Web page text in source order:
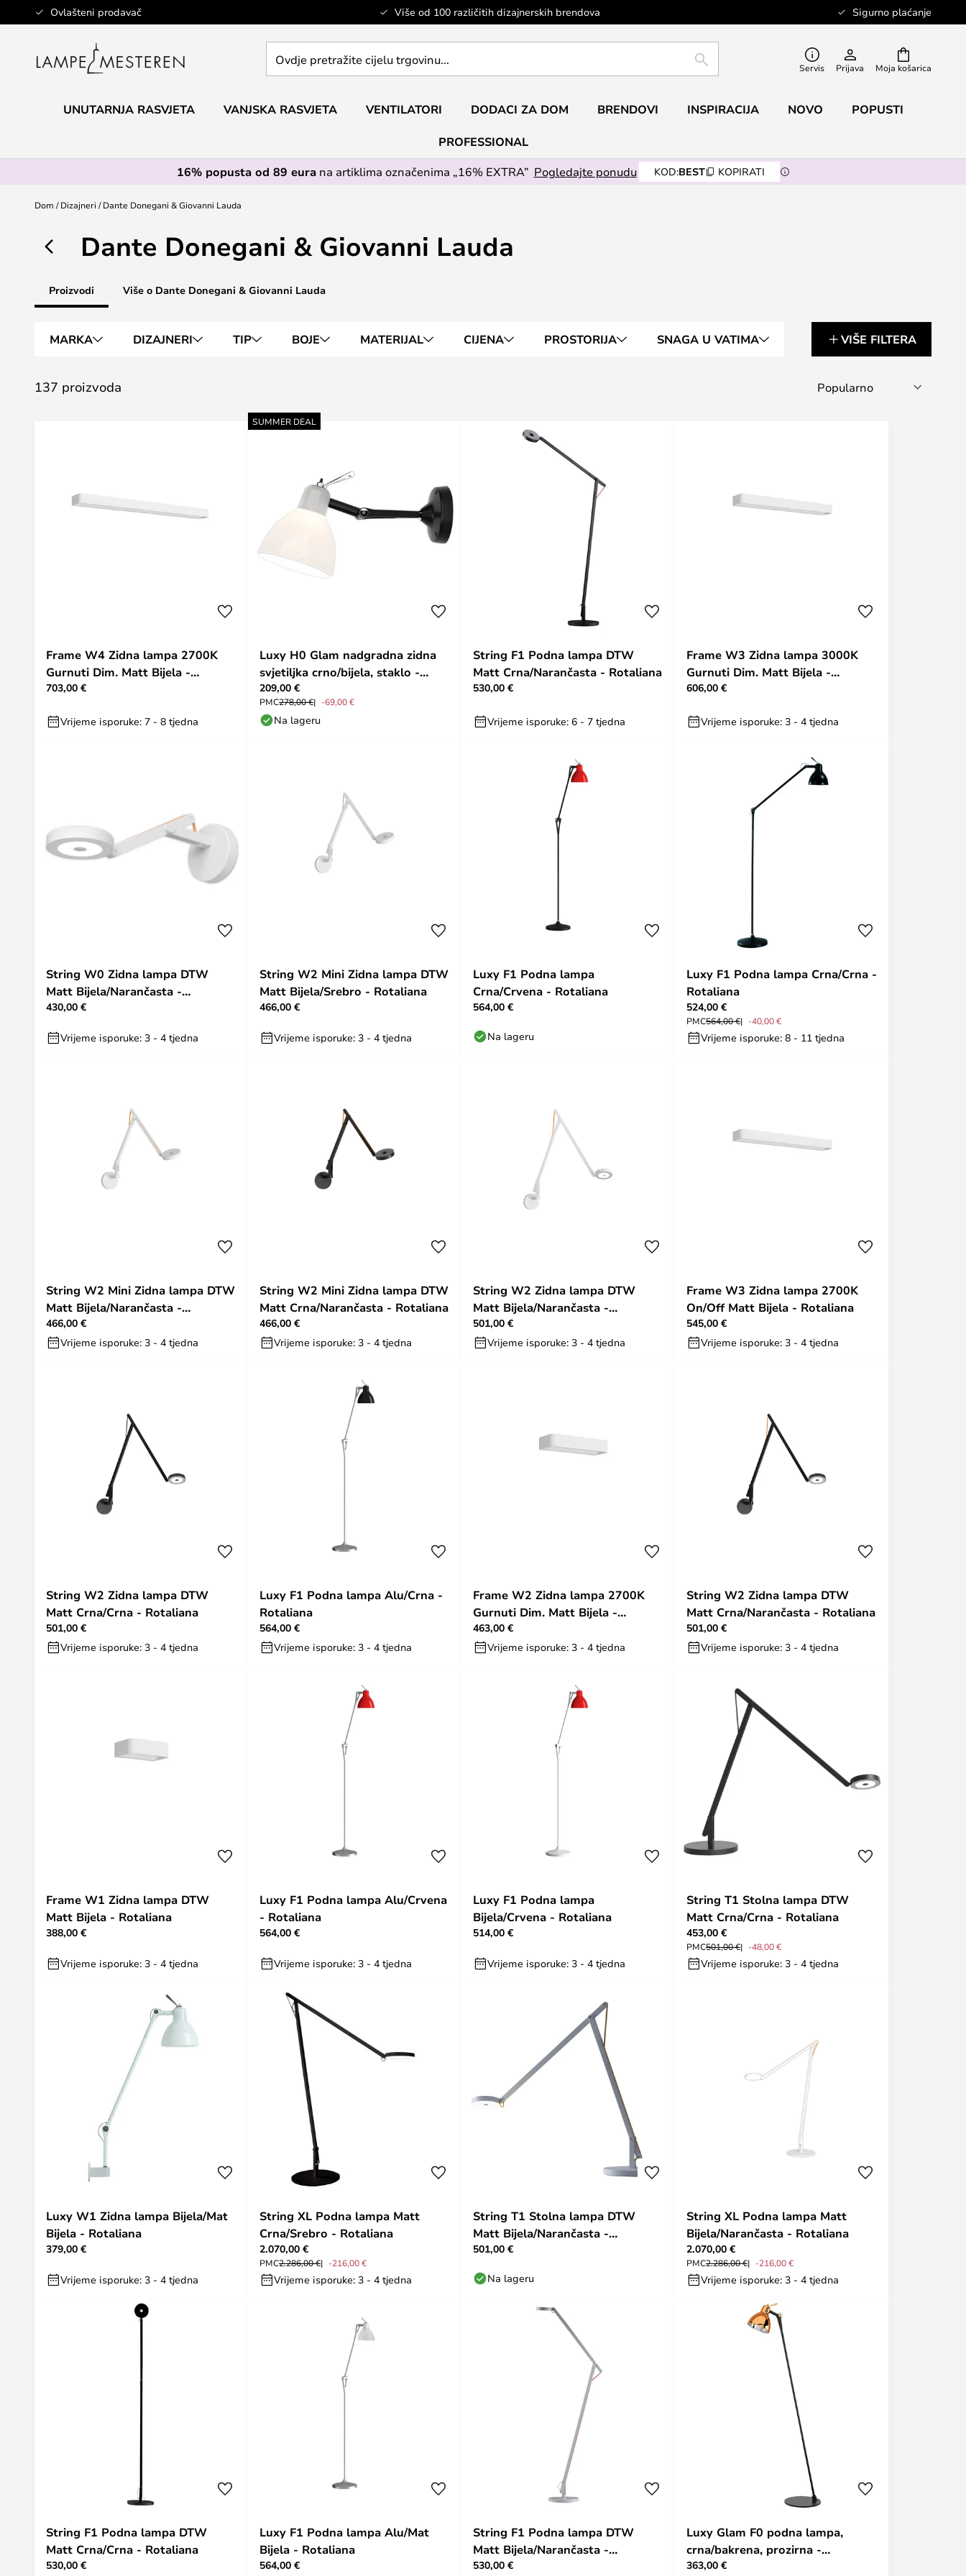
Ovlašteni prodavač Više od 100 različitih dizajnerskih brendova Sigurno plaćanje
Skip
to
Moja košarica
pretražite
trgovinu...
TRAŽI Servis Prijava
UNUTARNJA RASVJETA VANJSKA RASVJETA VENTILATORI DODACI ZA DOM BRENDOVI INSPIRACIJA NOVO POPUSTI
PROFESSIONAL
16% popusta od 89 eurana artiklima označenima „16% EXTRA” Pogledajte ponudu KOD:BEST KOPIRATI
Dom Dizajneri Dante Donegani & Giovanni Lauda
Dante Donegani & Giovanni Lauda
Proizvodi Više o Dante Donegani & Giovanni Lauda
MARKA DIZAJNERI TIP BOJE MATERIJAL CIJENA PROSTORIJA SNAGA U VATIMA VIŠE FILTERA
137 proizvoda
Frame W4 Zidna lampa 2700K
Gurnuti Dim. Matt Bijela -
Rotaliana
703,00 €
Vrijeme isporuke: 7 - 8 tjedna
SUMMER DEAL
Luxy H0 Glam nadgradna zidna
svjetiljka crno/bijela, staklo -
Rotaliana
209,00 €
PMC278,00 € -69,00 €
Na lageru
String F1 Podna lampa DTW
Matt Crna/Narančasta - Rotaliana
530,00 €
Vrijeme isporuke: 6 - 7 tjedna
Frame W3 Zidna lampa 3000K
Gurnuti Dim. Matt Bijela -
Rotaliana
606,00 €
Vrijeme isporuke: 3 - 4 tjedna
String W0 Zidna lampa DTW
Matt Bijela/Narančasta -
Rotaliana
430,00 €
Vrijeme isporuke: 3 - 4 tjedna
String W2 Mini Zidna lampa DTW
Matt Bijela/Srebro - Rotaliana
466,00 €
Vrijeme isporuke: 3 - 4 tjedna
Luxy F1 Podna lampa
Crna/Crvena - Rotaliana
564,00 €
Na lageru
Luxy F1 Podna lampa Crna/Crna -
Rotaliana
524,00 €
PMC564,00 € -40,00 €
Vrijeme isporuke: 8 - 11 tjedna
String W2 Mini Zidna lampa DTW
Matt Bijela/Narančasta -
Rotaliana
466,00 €
Vrijeme isporuke: 3 - 4 tjedna
String W2 Mini Zidna lampa DTW
Matt Crna/Narančasta - Rotaliana
466,00 €
Vrijeme isporuke: 3 - 4 tjedna
String W2 Zidna lampa DTW
Matt Bijela/Narančasta -
Rotaliana
501,00 €
Vrijeme isporuke: 3 - 4 tjedna
Frame W3 Zidna lampa 2700K
On/Off Matt Bijela - Rotaliana
545,00 €
Vrijeme isporuke: 3 - 4 tjedna
String W2 Zidna lampa DTW
Matt Crna/Crna - Rotaliana
501,00 €
Vrijeme isporuke: 3 - 4 tjedna
Luxy F1 Podna lampa Alu/Crna -
Rotaliana
564,00 €
Vrijeme isporuke: 3 - 4 tjedna
Frame W2 Zidna lampa 2700K
Gurnuti Dim. Matt Bijela -
Rotaliana
463,00 €
Vrijeme isporuke: 3 - 4 tjedna
String W2 Zidna lampa DTW
Matt Crna/Narančasta - Rotaliana
501,00 €
Vrijeme isporuke: 3 - 4 tjedna
Frame W1 Zidna lampa DTW
Matt Bijela - Rotaliana
388,00 €
Vrijeme isporuke: 3 - 4 tjedna
Luxy F1 Podna lampa Alu/Crvena
- Rotaliana
564,00 €
Vrijeme isporuke: 3 - 4 tjedna
Luxy F1 Podna lampa
Bijela/Crvena - Rotaliana
514,00 €
Vrijeme isporuke: 3 - 4 tjedna
String T1 Stolna lampa DTW
Matt Crna/Crna - Rotaliana
453,00 €
PMC501,00 € -48,00 €
Vrijeme isporuke: 3 - 4 tjedna
Luxy W1 Zidna lampa Bijela/Mat
Bijela - Rotaliana
379,00 €
Vrijeme isporuke: 3 - 4 tjedna
String XL Podna lampa Matt
Crna/Srebro - Rotaliana
2.070,00 €
PMC2.286,00 € -216,00 €
Vrijeme isporuke: 3 - 4 tjedna
String T1 Stolna lampa DTW
Matt Bijela/Narančasta -
Rotaliana
501,00 €
Na lageru
String XL Podna lampa Matt
Bijela/Narančasta - Rotaliana
2.070,00 €
PMC2.286,00 € -216,00 €
Vrijeme isporuke: 3 - 4 tjedna
String F1 Podna lampa DTW
Matt Crna/Crna - Rotaliana
530,00 €
Luxy F1 Podna lampa Alu/Mat
Bijela - Rotaliana
564,00 €
String F1 Podna lampa DTW
Matt Bijela/Narančasta -
Rotaliana
530,00 €
Luxy Glam F0 podna lampa,
crna/bakrena, prozirna -
Rotaliana
363,00 €